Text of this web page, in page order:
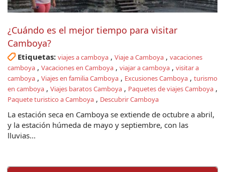
¿Cuándo es el mejor tiempo para visitar
Camboya?
Etiquetas: viajes a camboya , Viaje a Camboya , vacaciones
camboya , Vacaciones en Camboya , viajar a camboya , visitar a
camboya , Viajes en familia Camboya , Excusiones Camboya , turismo
en camboya , Viajes baratos Camboya , Paquetes de viajes Camboya ,
Paquete turistico a Camboya , Descubrir Camboya
La estación seca en Camboya se extiende de octubre a abril,
y la estación húmeda de mayo y septiembre, con las
lluvias...